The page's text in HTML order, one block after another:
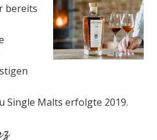
bereits
Single Malts erfolgte 2019.